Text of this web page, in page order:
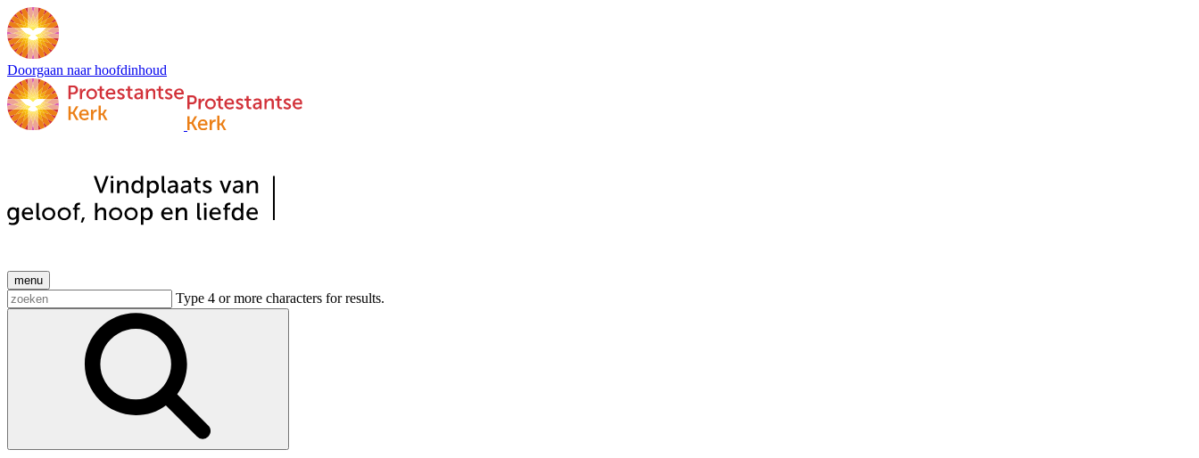
Doorgaan naar hoofdinhoud
menu
Type 4 or more characters for results.